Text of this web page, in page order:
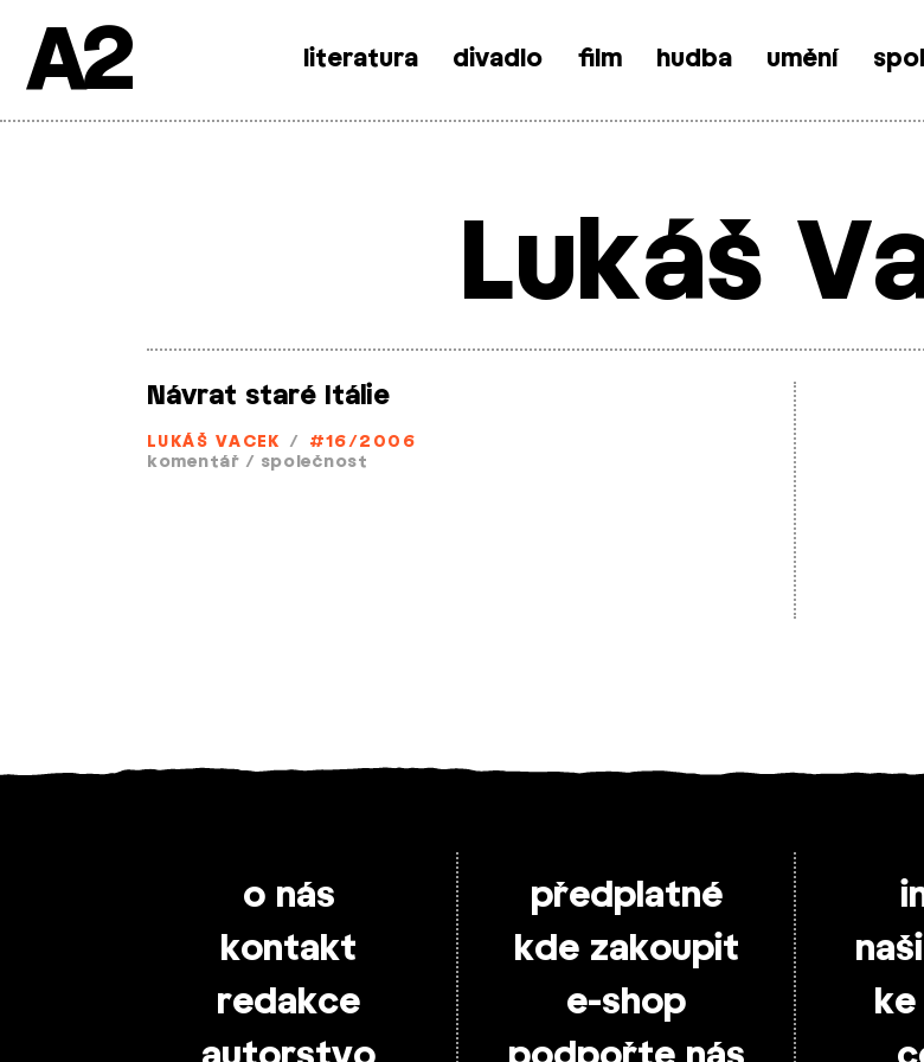
SkipA2 literatura divadlo film hudba umění
Lukáš
Návrat staré Itálie
LUKÁŠ VACEK /
#16/2006
komentář / společnost
o nás
kontakt
redakce
předplatné
kde zakoupit
e-shop